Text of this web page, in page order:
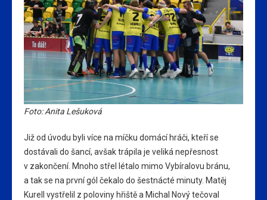
Foto: Anita Lešuková
Již od úvodu byli více na míčku domácí hráči, kteří se
dostávali do šancí, avšak trápila je veliká nepřesnost
v zakončení. Mnoho střel létalo mimo Vybíralovu bránu,
a tak se na první gól čekalo do šestnácté minuty. Matěj
Kurell vystřelil z poloviny hřiště a Michal Nový tečoval